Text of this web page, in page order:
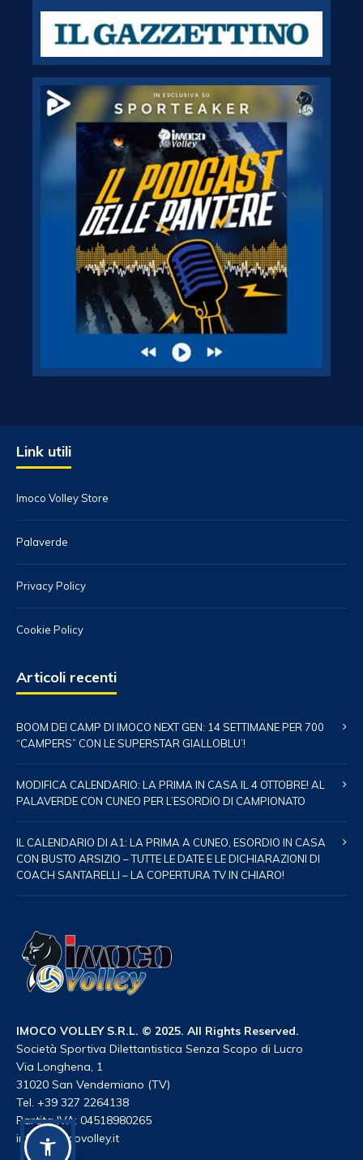
Link utili
Imoco Volley Store
Palaverde
Privacy Policy
Cookie Policy
Articoli recenti
BOOM DEI CAMP DI IMOCO NEXT GEN: 14 SETTIMANE PER 700
“CAMPERS” CON LE SUPERSTAR GIALLOBLU’!
MODIFICA CALENDARIO: LA PRIMA IN CASA IL 4 OTTOBRE! AL
PALAVERDE CON CUNEO PER L’ESORDIO DI CAMPIONATO
IL CALENDARIO DI A1: LA PRIMA A CUNEO, ESORDIO IN CASA
CON BUSTO ARSIZIO – TUTTE LE DATE E LE DICHIARAZIONI DI
COACH SANTARELLI – LA COPERTURA TV IN CHIARO!
IMOCO VOLLEY S.R.L. © 2025. All Rights Reserved.
Società Sportiva Dilettantistica Senza Scopo di Lucro
Via Longhena, 1
31020 San Vendemiano (TV)
Tel. +39 327 2264138
Partita IVA: 04518980265
info@imocovolley.it